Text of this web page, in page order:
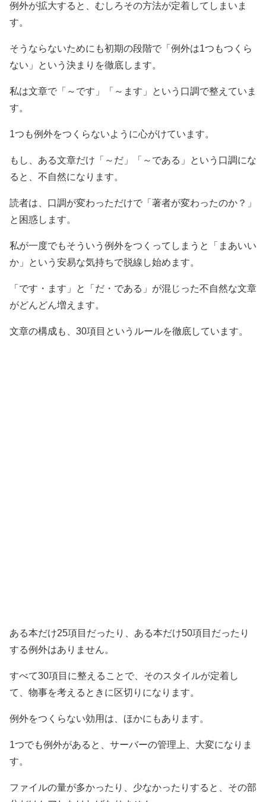
例外が拡大すると、むしろその方法が定着してしまいま
す。
そうならないためにも初期の段階で「例外は1つもつくら
ない」という決まりを徹底します。
私は文章で「～です」「～ます」という口調で整えていま
す。
1つも例外をつくらないように心がけています。
もし、ある文章だけ「～だ」「～である」という口調にな
ると、不自然になります。
読者は、口調が変わっただけで「著者が変わったのか？」
と困惑します。
私が一度でもそういう例外をつくってしまうと「まあいい
か」という安易な気持ちで脱線し始めます。
「です・ます」と「だ・である」が混じった不自然な文章
がどんどん増えます。
文章の構成も、30項目というルールを徹底しています。
ある本だけ25項目だったり、ある本だけ50項目だったり
する例外はありません。
すべて30項目に整えることで、そのスタイルが定着し
て、物事を考えるときに区切りになります。
例外をつくらない効用は、ほかにもあります。
1つでも例外があると、サーバーの管理上、大変になりま
す。
ファイルの量が多かったり、少なかったりすると、その部